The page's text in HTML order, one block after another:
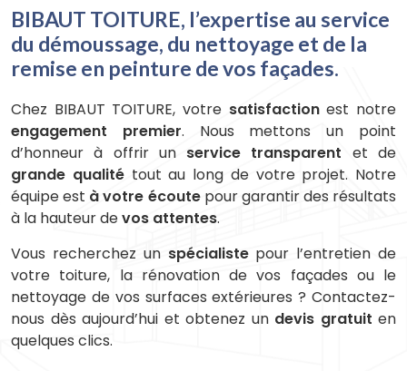
BIBAUT TOITURE, l’expertise au service
du démoussage, du nettoyage et de la
remise en peinture de vos façades.
Chez BIBAUT TOITURE, votre satisfactionest notre
engagement premier. Nous mettons un point
d’honneur à offrir un service transparent et de
grande qualitétout au long de votre projet. Notre
équipe est à votre écoutepour garantir des résultats
à la hauteur devos attentes.
Vous recherchez un spécialistepour l’entretien de
votre toiture, la rénovation de vos façades ou le
nettoyage de vos surfaces extérieures ? Contactez-
nous dès aujourd’hui et obtenez un devis gratuit en
quelques clics.